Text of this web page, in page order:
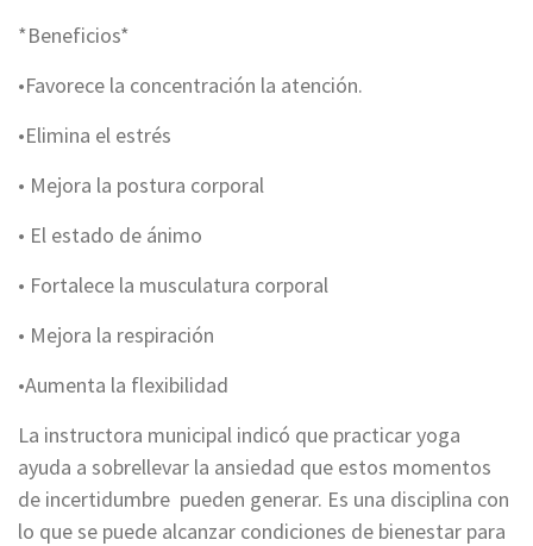
*Beneficios*
•Favorece la concentración la atención.
•Elimina el estrés
• Mejora la postura corporal
• El estado de ánimo
• Fortalece la musculatura corporal
• Mejora la respiración
•Aumenta la flexibilidad
La instructora municipal indicó que practicar yoga
ayuda a sobrellevar la ansiedad que estos momentos
de incertidumbre pueden generar. Es una disciplina con
lo que se puede alcanzar condiciones de bienestar para